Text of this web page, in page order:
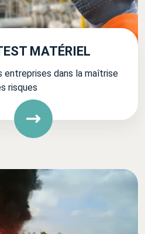
MATÉRIEL
entreprises dans la maîtrise
risques